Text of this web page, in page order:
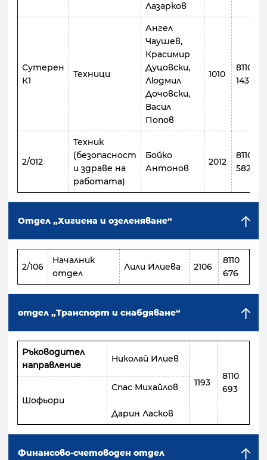
Лазарков
Сутерен
К1
Техници
Ангел
Чаушев,
Красимир
Дуцовски,
Людмил
Дочовски,
Васил
Попов
1010
8110
143
2/012
Техник
(безопасност
и здраве на
работата)
Бойко
Антонов
2012
8110
582
Отдел „Хигиена и озеленяване“
2/106
Началник
отдел
Лили Илиева 2106
8110
676
отдел „Транспорт и снабдяване“
Ръководител
направление
Николай Илиев
1193
8110
693
Шофьори
Спас Михайлов
Дарин Ласков
Финансово-счетоводен отдел